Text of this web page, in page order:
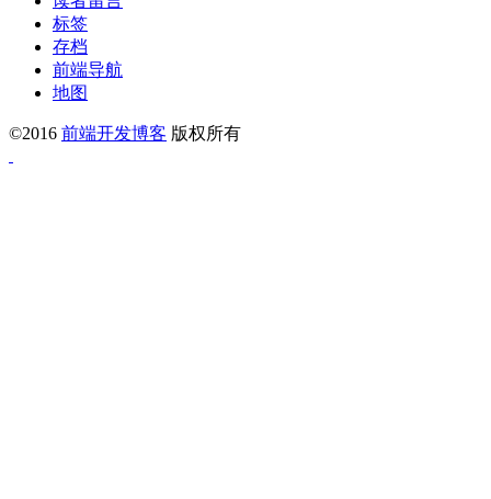
标签
存档
前端导航
地图
©2016 前端开发博客 版权所有